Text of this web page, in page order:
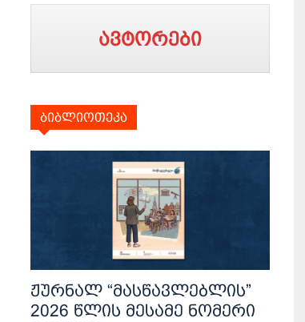
ავტორები
ბიბლიოთეკა
ჟურნალ “მასწავლებლის”
2026 წლის მესამე ნომერი